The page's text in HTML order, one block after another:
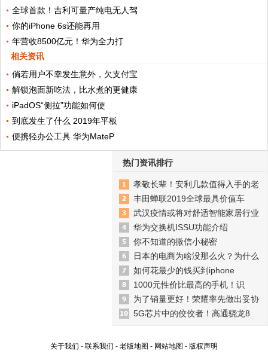
全球首款！吉利可量产纯电无人驾
你的iPhone 6s还能再用
年营收8500亿元！华为全力打
相关资讯
倘若用户不幸发生意外，欠支付宝
解锁泡面新吃法，比水煮的更健康
iPadOS“侧拉”功能如何使
到底发生了什么 2019年平板
便携轻办公工具 华为MateP
热门资讯排行
孝敬长辈！安利几款值得入手的老
丰田蝉联2019全球最具价值车
武汉疫情或将对舒适智能家居行业
华为交换机ISSU功能介绍
你不知道的微信小秘密
日本的电商为啥没那么火？为什么
如何花最少的钱买到iphone
1000元性价比最高的手机！识
为了销量更好！荣耀率先做出妥协
5G芯片中的佼佼者！高通骁龙8
关于我们 - 联系我们 - 老版地图 - 网站地图 - 版权声明